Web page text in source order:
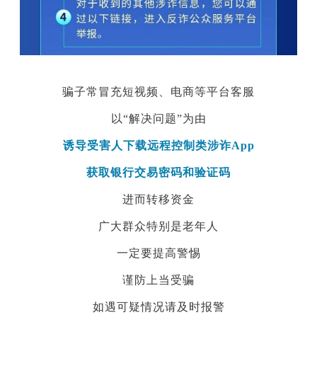
骗子常冒充短视频、 电商等平台客服
以“解决问题”为由
诱导受害人下载远程控制类涉诈App
获取银行交易密码和验证码
进而转移资金
广大群众特别是老年人
一定要提高警惕
谨防上当受骗
如遇可疑情况请及时报警